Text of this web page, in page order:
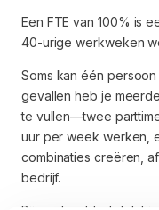
Een FTE van 100% is
40-urige werkweken
Soms kan één
gevallen heb je
te vullen—twee
uur per week werken,
combinaties creëren,
bedrijf.